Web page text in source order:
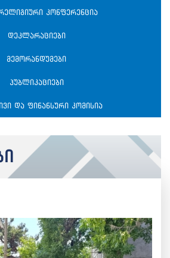
კონფერენცია
დეკლარაციები
მემორანდუმები
პუბლიკაციები
და ფინანსური კომისია